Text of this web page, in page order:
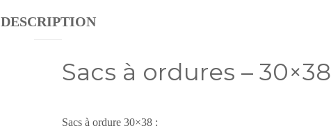
DESCRIPTION
Sacs à ordures – 30×38
Sacs à ordure 30×38 :